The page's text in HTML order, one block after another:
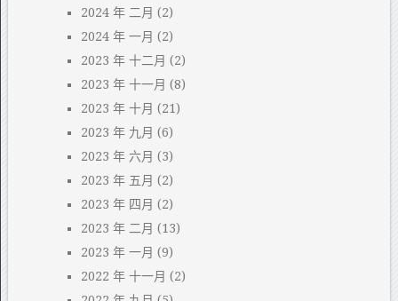
2024 年 二月 (2)
2024 年 一月 (2)
2023 年 十二月 (2)
2023 年 十一月 (8)
2023 年 十月 (21)
2023 年 九月 (6)
2023 年 六月 (3)
2023 年 五月 (2)
2023 年 四月 (2)
2023 年 二月 (13)
2023 年 一月 (9)
2022 年 十一月 (2)